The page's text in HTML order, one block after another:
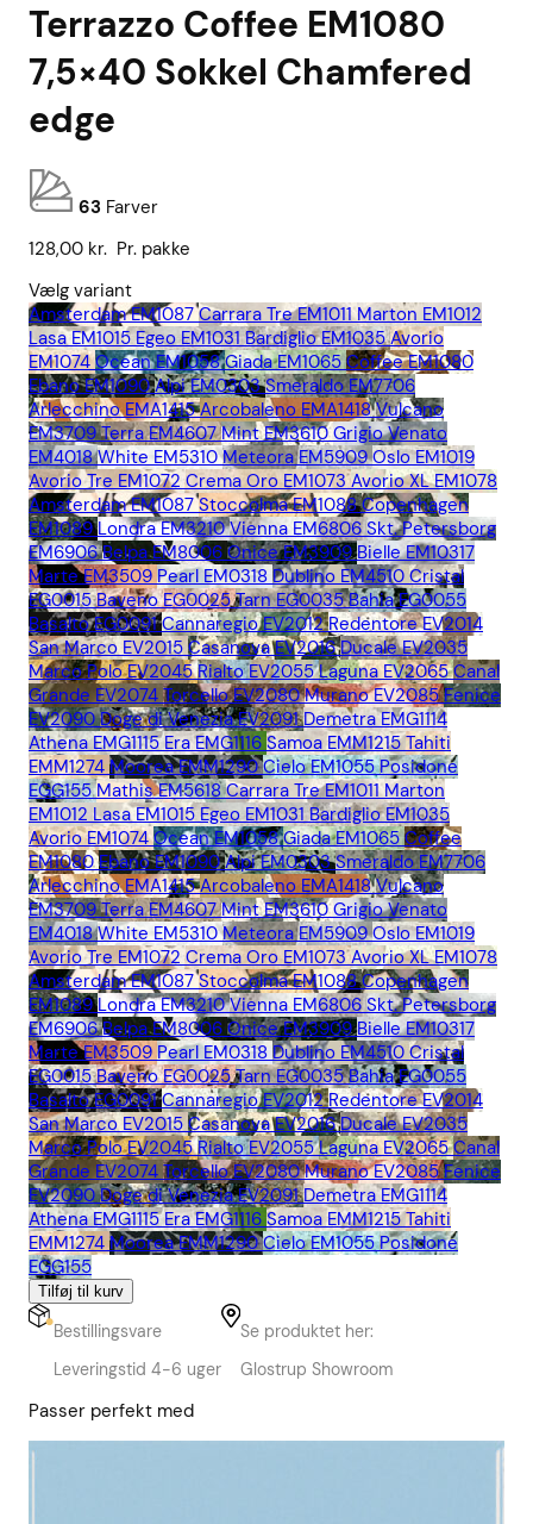
Terrazzo Coffee EM1080
7,5×40 Sokkel Chamfered
edge
63 Farver
128,00 kr. Pr. pakke
Vælg variant
Amsterdam EM1087 Carrara Tre EM1011 Marton EM1012
Lasa EM1015 Egeo EM1031 Bardiglio EM1035 Avorio
EM1074 Ocean EM1058 Giada EM1065 Coffee EM1080
Ebano EM1090 Alpi EM0303 Smeraldo EM7706
Arlecchino EMA1415 Arcobaleno EMA1418 Vulcano
EM3709 Terra EM4607 Mint EM3610 Grigio Venato
EM4018 White EM5310 Meteora EM5909 Oslo EM1019
Avorio Tre EM1072 Crema Oro EM1073 Avorio XL EM1078
Amsterdam EM1087 Stoccolma EM1088 Copenhagen
EM1089 Londra EM3210 Vienna EM6806 Skt. Petersborg
EM6906 Belpa EM8006 Onice EM3909 Bielle EM10317
Marte EM3509 Pearl EM0318 Dublino EM4510 Cristal
EG0015 Baveno EG0025 Tarn EG0035 Bahia EG0055
Basalto EG0091 Cannaregio EV2012 Redentore EV2014
San Marco EV2015 Casanova EV2016 Ducale EV2035
Marco Polo EV2045 Rialto EV2055 Laguna EV2065 Canal
Grande EV2074 Torcello EV2080 Murano EV2085 Fenice
EV2090 Doge di Venezia EV2091 Demetra EMG1114
Athena EMG1115 Era EMG1116 Samoa EMM1215 Tahiti
EMM1274 Moorea EMM1290 Cielo EM1055 Posidone
EGG155 Mathis EM5618 Carrara Tre EM1011 Marton
EM1012 Lasa EM1015 Egeo EM1031 Bardiglio EM1035
Avorio EM1074 Ocean EM1058 Giada EM1065 Coffee
EM1080 Ebano EM1090 Alpi EM0303 Smeraldo EM7706
Arlecchino EMA1415 Arcobaleno EMA1418 Vulcano
EM3709 Terra EM4607 Mint EM3610 Grigio Venato
EM4018 White EM5310 Meteora EM5909 Oslo EM1019
Avorio Tre EM1072 Crema Oro EM1073 Avorio XL EM1078
Amsterdam EM1087 Stoccolma EM1088 Copenhagen
EM1089 Londra EM3210 Vienna EM6806 Skt. Petersborg
EM6906 Belpa EM8006 Onice EM3909 Bielle EM10317
Marte EM3509 Pearl EM0318 Dublino EM4510 Cristal
EG0015 Baveno EG0025 Tarn EG0035 Bahia EG0055
Basalto EG0091 Cannaregio EV2012 Redentore EV2014
San Marco EV2015 Casanova EV2016 Ducale EV2035
Marco Polo EV2045 Rialto EV2055 Laguna EV2065 Canal
Grande EV2074 Torcello EV2080 Murano EV2085 Fenice
EV2090 Doge di Venezia EV2091 Demetra EMG1114
Athena EMG1115 Era EMG1116 Samoa EMM1215 Tahiti
EMM1274 Moorea EMM1290 Cielo EM1055 Posidone
EGG155
Tilføj til kurv
Bestillingsvare
Leveringstid 4-6 uger
Se produktet her:
Glostrup Showroom
Passer perfekt med